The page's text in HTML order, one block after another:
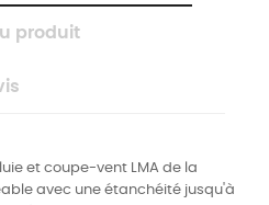
produit
et coupe-vent LMA de la
avec une étanchéité jusqu'à